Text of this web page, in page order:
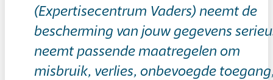
(Expertisecentrum Vaders) neemt de
bescherming van jouw gegevens
neemt passende maatregelen om
misbruik, verlies, onbevoegde